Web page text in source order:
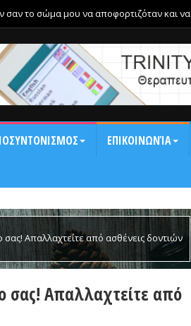
σαν το σώμα μου να αποφορτιζόταν και να
ΕΠΙΚΟΙΝΩΝΊΑ
Απαλλαχτείτε από ασθένεις δοντιών
σας! Απαλλαχτείτε από